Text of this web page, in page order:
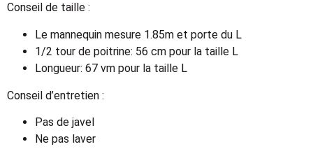
Conseil de taille :
Le mannequin mesure 1.85m et porte du L
1/2 tour de poitrine: 56 cm pour la taille L
Longueur: 67 vm pour la taille L
Conseil d’entretien :
Pas de javel
Ne pas laver